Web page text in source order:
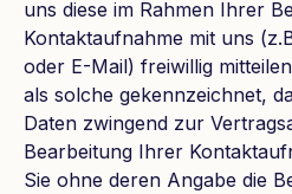
uns diese im Rahmen Ihrer
Kontaktaufnahme mit uns
oder E-Mail) freiwillig
als solche gekennzeichnet,
Daten zwingend zur
Bearbeitung Ihrer
Sie ohne deren Angabe die